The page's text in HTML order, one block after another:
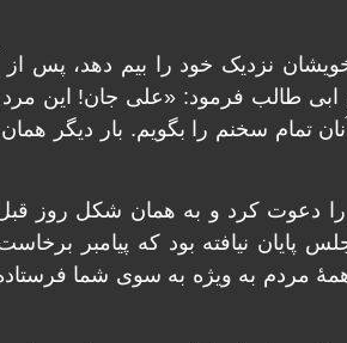
خویشان نزدیک خود را بیم دهد، پس
ابی طالب فرمود: «علی جان! این مرد
تمام سخنم را بگویم. بار دیگر
را دعوت کرد و به همان شکل روز
پایان نیافته بود که پیامبر
مردم به ویژه به سوی شما